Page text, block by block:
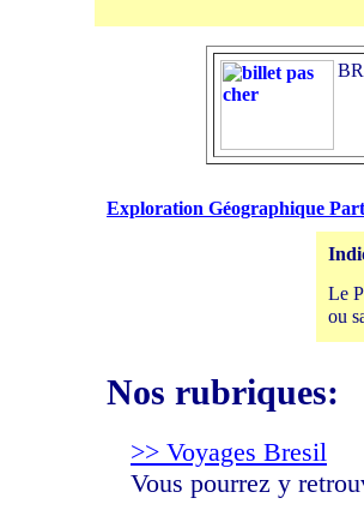
Exploration Géographique
Le
ou
Nos rubriques:
>> Voyages Bresil
Vous pourrez y